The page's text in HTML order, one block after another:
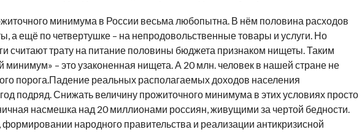
минимума в России весьма любопытна. В нём половина расходов
а ещё по четвертушке – на непродовольственные товары и услуги. Но
считают трату на питание половины бюджета признаком нищеты. Таким
– это узаконенная нищета. А 20 млн. человек в нашей стране не
порога.Падение реальных располагаемых доходов населения
подряд. Снижать величину прожиточного минимума в этих условиях просто
насмешка над 20 миллионами россиян, живущими за чертой бедности.
народного правительства и реализации антикризисной